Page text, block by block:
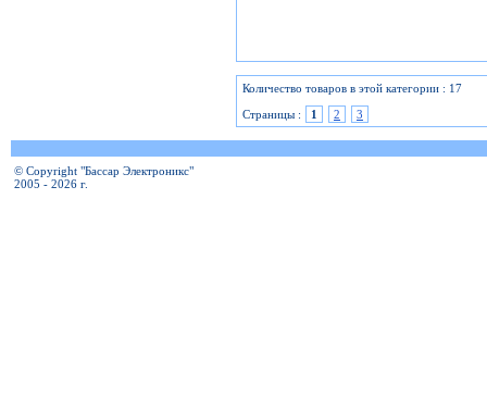
Количество товаров в этой категории : 17
Страницы :
1 2 3
© Copyright "Бассар Электроникс"
2005 - 2026 г.